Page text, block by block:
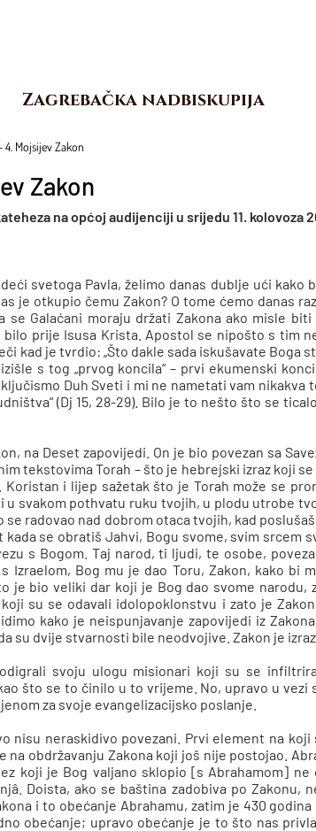
Zagrebačka nadbiskupija
4. Mojsijev Zakon
Zakon
na općoj audijenciji u srijedu 11. kolovoza
svetoga Pavla, želimo danas dublje ući
je otkupio čemu Zakon? O tome ćemo danas
se Galaćani moraju držati Zakona ako misle
prije Isusa Krista. Apostol se nipošto s tim
kad je tvrdio: „Što dakle sada iskušavate Boga
s tog „prvog koncila“ – prvi ekumenski
Duh Sveti i mi ne nametati vam
(Dj 15, 28-29). Bilo je to nešto što se
na Deset zapovijedi. On je bio povezan sa
tekstovima Torah – što je hebrejski izraz koji
i lijep sažetak što je Torah može se
u svakom pothvatu ruku tvojih, u plodu utrobe
radovao nad dobrom otaca tvojih, kad
se obratiš Jahvi, Bogu svome, svim srcem
s Bogom. Taj narod, ti ljudi, te osobe,
Izraelom, Bog mu je dao Toru, Zakon, kako
je bio veliki dar koji je Bog dao svome
su se odavali idolopoklonstvu i zato je
kako je neispunjavanje zapovijedi iz
su dvije stvarnosti bile neodvojive. Zakon je
svoju ulogu misionari koji su se
što se to činilo u to vrijeme. No, upravo u
za svoje evangelizacijsko poslanje.
nisu neraskidivo povezani. Prvi element na
obdržavanju Zakona koji još nije postojao.
koji je Bog valjano sklopio [s Abrahamom]
Doista, ako se baština zadobiva po Zakonu,
i to obećanje Abrahamu, zatim je 430
obećanje; upravo obećanje je to što nas